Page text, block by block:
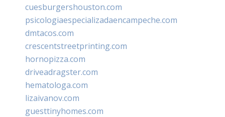
cuesburgershouston.com
psicologiaespecializadaencampeche.com
dmtacos.com
crescentstreetprinting.com
hornopizza.com
driveadragster.com
hematologa.com
lizaivanov.com
guesttinyhomes.com